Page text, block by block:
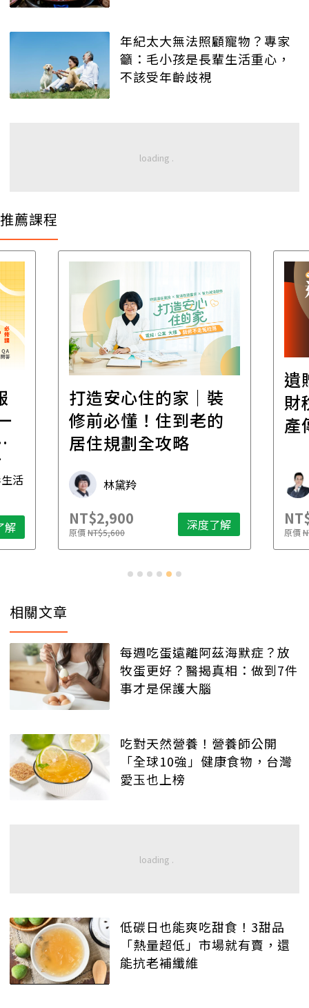
年紀太大無法照顧寵物？專家
籲：毛小孩是長輩生活重心，
不該受年齡歧視
推薦課程
活
解
打造安心住的家｜裝
修前必懂！住到老的
居住規劃全攻略
林黛羚
NT$2,900
原價NT$5,600 深度了解
遺
財
產
原價
相關文章
每週吃蛋遠離阿茲海默症？放
牧蛋更好？醫揭真相：做到7件
事才是保護大腦
吃對天然營養！營養師公開
「全球10強」健康食物，台灣
愛玉也上榜
低碳日也能爽吃甜食！3甜品
「熱量超低」市場就有賣，還
能抗老補纖維